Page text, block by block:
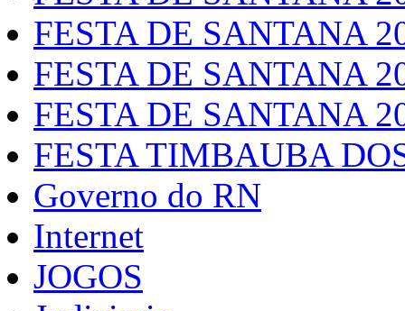
FESTA DE SANTANA
FESTA DE SANTANA
FESTA DE SANTANA
FESTA TIMBAUBA
Governo do RN
Internet
JOGOS